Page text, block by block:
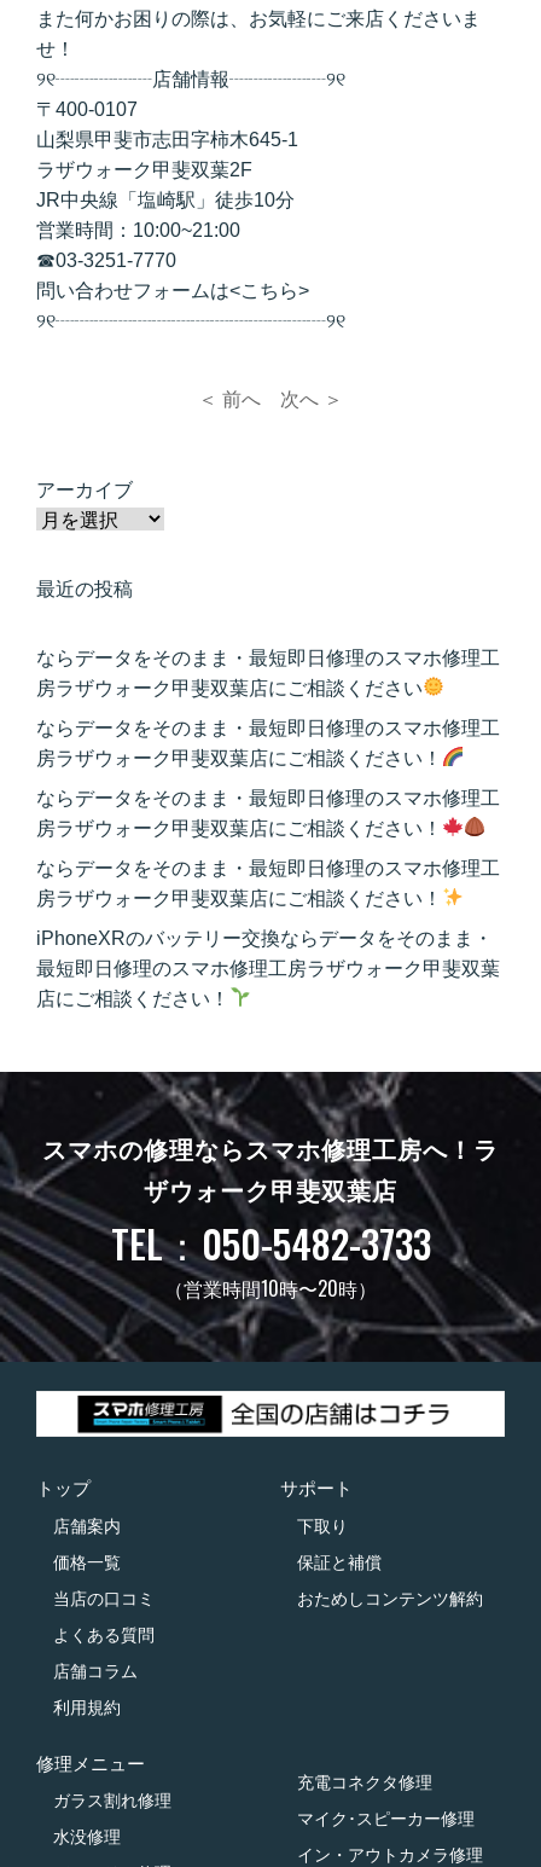
また何かお困りの際は、お気軽にご来店くださいま
せ！
୨୧┈┈┈┈┈店舗情報┈┈┈┈┈୨୧
〒400-0107
山梨県甲斐市志田字柿木645-1
ラザウォーク甲斐双葉2F
JR中央線「塩崎駅」徒歩10分
営業時間：10:00~21:00
☎03-3251-7770
問い合わせフォームは<こちら>
୨୧┈┈┈┈┈┈┈┈┈┈┈┈┈┈୨୧
＜ 前へ 次へ ＞
アーカイブ
最近の投稿
ならデータをそのまま・最短即日修理のスマホ修理工
房ラザウォーク甲斐双葉店にご相談ください
ならデータをそのまま・最短即日修理のスマホ修理工
房ラザウォーク甲斐双葉店にご相談ください！
ならデータをそのまま・最短即日修理のスマホ修理工
房ラザウォーク甲斐双葉店にご相談ください！
ならデータをそのまま・最短即日修理のスマホ修理工
房ラザウォーク甲斐双葉店にご相談ください！
iPhoneXRのバッテリー交換ならデータをそのまま・
最短即日修理のスマホ修理工房ラザウォーク甲斐双葉
店にご相談ください！
スマホの修理ならスマホ修理工房へ！ ラ
ザウォーク甲斐双葉店
TEL：050-5482-3733
（営業時間10時〜20時）
トップ
店舗案内
価格一覧
当店の口コミ
よくある質問
店舗コラム
利用規約
サポート
下取り
保証と補償
おためしコンテンツ解約
修理メニュー
ガラス割れ修理
水没修理
充電コネクタ修理
マイク･スピーカー修理
イン・アウトカメラ修理